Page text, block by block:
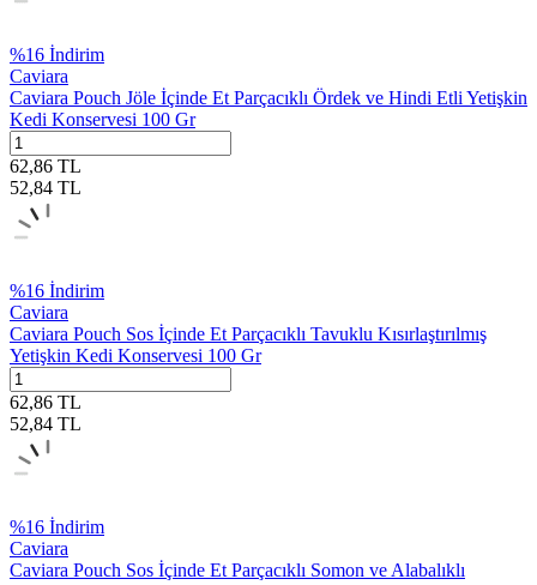
%16 İndirim
Caviara
Caviara Pouch Jöle İçinde Et Parçacıklı Ördek ve Hindi Etli Yetişkin
Kedi Konservesi 100 Gr
62,86 TL
52,84 TL
%16 İndirim
Caviara
Caviara Pouch Sos İçinde Et Parçacıklı Tavuklu Kısırlaştırılmış
Yetişkin Kedi Konservesi 100 Gr
62,86 TL
52,84 TL
%16 İndirim
Caviara
Caviara Pouch Sos İçinde Et Parçacıklı Somon ve Alabalıklı